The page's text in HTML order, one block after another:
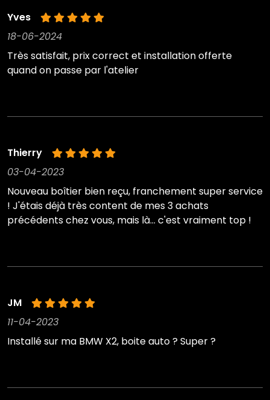
Yves
18-06-2024
Très satisfait, prix correct et installation offerte
quand on passe par l'atelier
Thierry
03-04-2023
Nouveau boîtier bien reçu, franchement super service
! J'étais déjà très content de mes 3 achats
précédents chez vous, mais là... c'est vraiment top !
JM
11-04-2023
Installé sur ma BMW X2, boite auto ? Super ?